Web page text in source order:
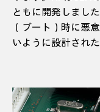
ともに開発しまし
（ブート）時に悪
いように設計され